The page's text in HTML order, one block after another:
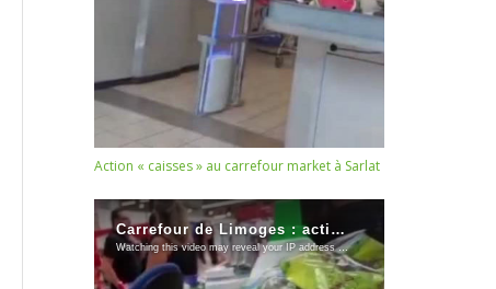
Action « caisses » au carrefour market à Sarlat